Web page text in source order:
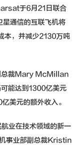
通信的互联飞机将
本，并减少2130万吨
能达到1300亿美元
美元的额外收入。
事业部副总裁Kristin